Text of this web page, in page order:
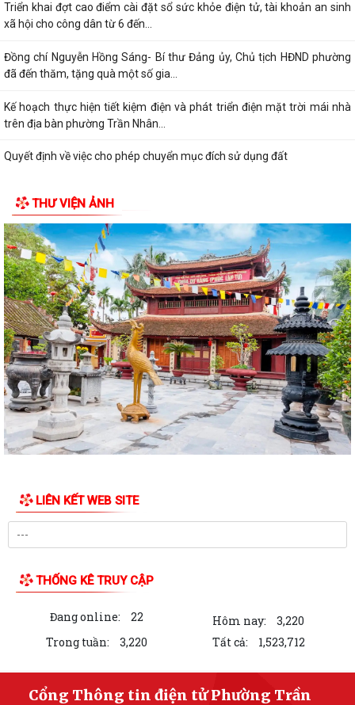
Triển khai đợt cao điểm cài đặt sổ sức khỏe điện tử, tài khoản an sinh
xã hội cho công dân từ 6 đến...
Đồng chí Nguyễn Hồng Sáng- Bí thư Đảng ủy, Chủ tịch HĐND phường
đã đến thăm, tặng quà một số gia...
Kế hoạch thực hiện tiết kiệm điện và phát triển điện mặt trời mái nhà
trên địa bàn phường Trần Nhân...
Quyết định về việc cho phép chuyển mục đích sử dụng đất
định kỳ, khám sàng lọc miễn...
Hội nghị giao ban cụm Thường trực Đảng ủy phụ trách triển khai
nhiệm vụ quý III năm 2026
Hội nghị triển khai Kế hoạch tổ chức Hội trại Thanh thiếu nhi phường
Trần Nhân Tông năm 2026
UBND phường tổ chức hội nghị triển khai công tác sản xuất vụ Mùa
năm 2026 và công tác phòng, chống...
Hoàng Gián long trọng tổ chức Lễ công bố Nghị quyết thành lập Tổ dân
phố
Công khai các Quyết định của Ủy ban nhân dân thành phố về thủ tục
hành chính thuộc phạmvi quản lý...
Trần Nhân Tông lần thứ Nhất, năm 2026
Chương trình làm việc của Thường trực HĐND, Lãnh đạo UBND phường
hội 6 tháng đầu năm, triển...
UBND phường Trần Nhân Tông tổ chức phiên họp thường kỳ tháng 7
Về việc ủy quyền thực hiện nhiệm vụ thuộc thẩm quyền của Chủ tịch
THƯ VIỆN ẢNH
LIÊN KẾT WEB SITE
THỐNG KÊ TRUY CẬP
Đang online: 22 Hôm nay:
3,220
Trong tuần:
3,220 Tất cả: 1,523,712
Cổng Thông tin điện tử Phường Trần